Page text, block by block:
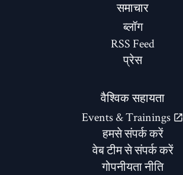
समाचार
ब्लॉग
RSS Feed
प्रेस
वैश्विक सहायता
Events & Trainings
हमसे संपर्क करें
वेब टीम से संपर्क करें
गोपनीयता नीति